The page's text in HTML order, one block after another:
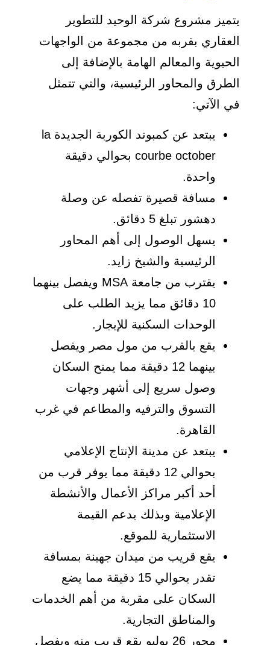
يتميز مشروع شركة الوحيد للتطوير
العقاري بقربه من مجموعة من الواجهات
الحيوية والمعالم الهامة بالإضافة إلى
الطرق والمحاور الرئيسية، والتي تتمثل
في الآتي:
يبتعد عن كمبوند الكوربة الجديدة la
courbe october بحوالي دقيقة
واحدة.
مسافة قصيرة تفصله عن وصلة
دهشور تبلغ 5 دقائق.
يسهل الوصول إلى أهم المحاور
الرئيسية والشيخ زايد.
يقترب من جامعة MSA ويفصل بينهما
10 دقائق مما يزيد الطلب على
الوحدات السكنية للإيجار.
يقع بالقرب من مول مصر ويفصل
بينهما 12 دقيقة مما يمنح السكان
وصول سريع إلى أشهر وجهات
التسوق والترفيه والمطاعم في غرب
القاهرة.
يبتعد عن مدينة الإنتاج الإعلامي
بحوالي 12 دقيقة مما يوفر قرب من
أحد أكبر مراكز الأعمال والأنشطة
الإعلامية وبذلك يدعم القيمة
الاستثمارية للموقع.
يقع قريب من ميدان جهينة بمسافة
تقدر بحوالي 15 دقيقة مما يضع
السكان على مقربة من أهم الخدمات
والمناطق التجارية.
محور 26 يوليو يقع قريب منه ويفصل